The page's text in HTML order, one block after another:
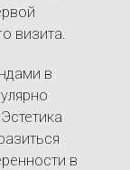
визита.
в
в